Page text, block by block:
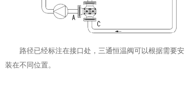
路径已经标注在接口处，三通恒温阀可以根据需要安
装在不同位置。